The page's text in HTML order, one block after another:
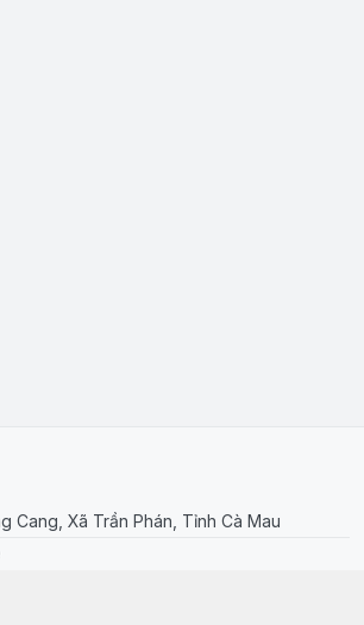
Cang, Xã Trần Phán, Tỉnh Cà Mau